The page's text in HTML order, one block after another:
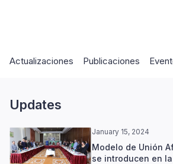
Actualizaciones Publicaciones
Updates
January 15, 2024
Modelo de Unión
se introducen en